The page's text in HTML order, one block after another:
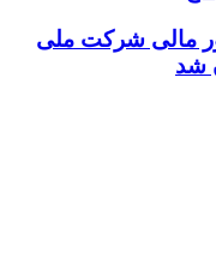
مالی شرکت ملی
شد